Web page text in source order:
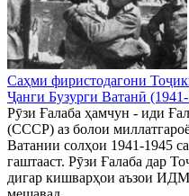
Саҳми фиристодагони
Ҷанги Бузурги Ватанӣ
Рӯзи Ғалаба ҳамчун - иди
(СССР) аз болои
Ватании солҳои 1941-1945
гаштааст. Рӯзи Ғалаба дар
дигар кишварҳои аъзои